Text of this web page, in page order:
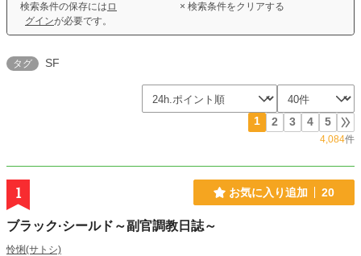
検索条件の保存には ロ
グインが必要です。
× 検索条件をクリアする
タグ SF
1 2 3 4 5
4,084件
1 お気に入り追加 20
ブラック·シールド～副官調教日誌～
怜悧(サトシ)